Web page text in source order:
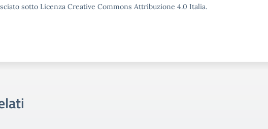
sotto Licenza Creative Commons Attribuzione 4.0 Italia.